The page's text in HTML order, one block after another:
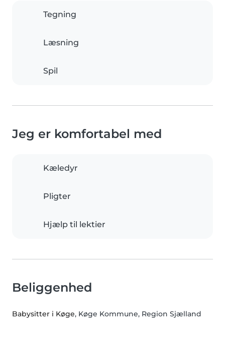
Tegning
Læsning
Spil
Jeg er komfortabel med
Kæledyr
Pligter
Hjælp til lektier
Beliggenhed
Babysitter i Køge, Køge Kommune, Region Sjælland